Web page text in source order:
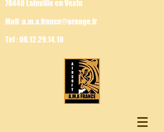
78440 Lainville en Vexin
Mail :a.m.a.france@orange.fr
Tel :06.12.29.14.10